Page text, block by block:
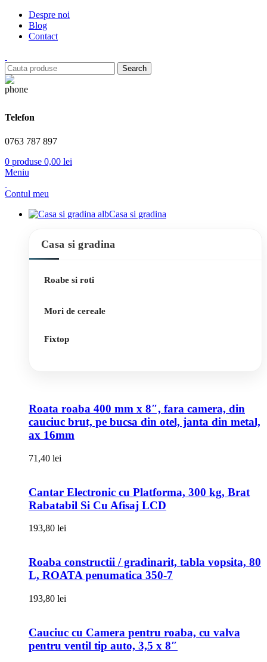
Despre noi
Blog
Contact
Search
Telefon
0763 787 897
0 produse 0,00 lei
Meniu
Contul meu
Casa si gradina
Casa si gradina
Roabe si roti
Mori de cereale
Fixtop
Roata roaba 400 mm x 8″, fara camera, din
cauciuc brut, pe bucsa din otel, janta din metal,
ax 16mm
71,40 lei
Cantar Electronic cu Platforma, 300 kg, Brat
Rabatabil Si Cu Afisaj LCD
193,80 lei
Roaba constructii / gradinarit, tabla vopsita, 80
L, ROATA penumatica 350-7
193,80 lei
Cauciuc cu Camera pentru roaba, cu valva
pentru ventil tip auto, 3,5 x 8″